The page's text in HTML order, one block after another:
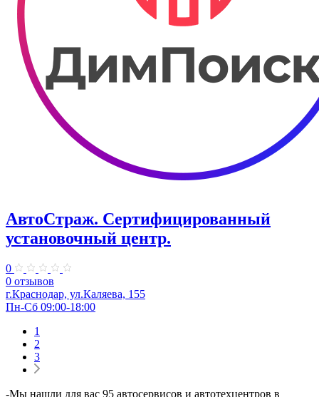
АвтоСтраж. ​Сертифицированный
установочный центр.
0
0 отзывов
г.Краснодар, ул.Каляева, 155
Пн-Сб 09:00-18:00
1
2
3
-Мы нашли для вас 95 автосервисов и автотехцентров в